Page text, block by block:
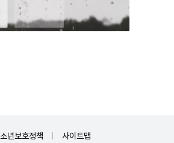
년보호정책 사이트맵